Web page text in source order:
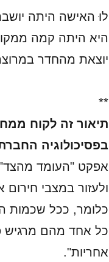
לוּ האישה היתה
היא היתה קמה
יוצאת מהחדר
**
בפסיכולוגיה
אפקט "העומד
ולעזור במצבי
כלומר, ככל שכמות
כל אחד מהם מרגיש
אחריות".